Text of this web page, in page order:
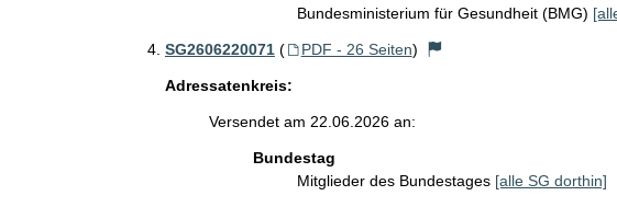
Bundesministerium für Gesundheit (BMG)
SG2606220071 ( PDF - 26 Seiten)
Adressatenkreis:
Versendet am 22.06.2026 an:
Bundestag
Mitglieder des Bundestages [alle SG dorthin]